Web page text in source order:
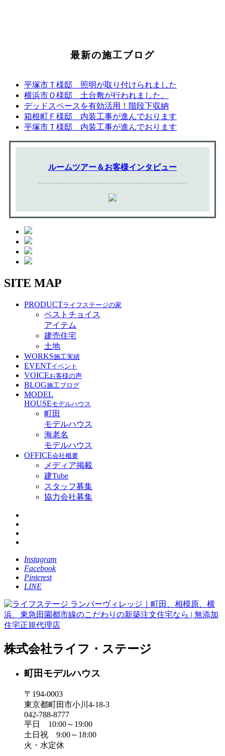
最新の施工ブログ
平塚市Ｔ様邸 照明が取り付けられました
横浜市Ｏ様邸 土台敷が行われました。
デッドスペースを有効活用！階段下収納
箱根町Ｆ様邸 内装工事が進んでおります
平塚市Ｔ様邸 内装工事が進んでおります
ルームツアー＆お客様インタビュー
SITE MAP
PRODUCTライフステージの家
ベストチョイス
アイテム
建売住宅
土地
WORKS施工実績
EVENTイベント
VOICEお客様の声
BLOG施工ブログ
MODEL
HOUSEモデルハウス
町田
モデルハウス
海老名
モデルハウス
OFFICE会社概要
メディア掲載
建Tube
スタッフ募集
協力会社募集
Instagram
Facebook
Pinterest
LINE
株式会社ライフ・ステージ
町田モデルハウス
〒194-0003
東京都町田市小川4-18-3
042-788-8777
平日 10:00～19:00
土日祝 9:00～18:00
火・水定休